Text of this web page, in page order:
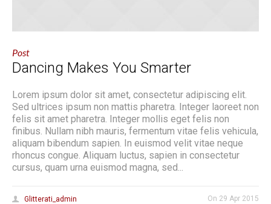
Post
Dancing Makes You Smarter
Lorem ipsum dolor sit amet, consectetur adipiscing elit.
Sed ultrices ipsum non mattis pharetra. Integer laoreet non
felis sit amet pharetra. Integer mollis eget felis non
finibus. Nullam nibh mauris, fermentum vitae felis vehicula,
aliquam bibendum sapien. In euismod velit vitae neque
rhoncus congue. Aliquam luctus, sapien in consectetur
cursus, quam urna euismod magna, sed...
On 29 Apr 2015
Glitterati_admin